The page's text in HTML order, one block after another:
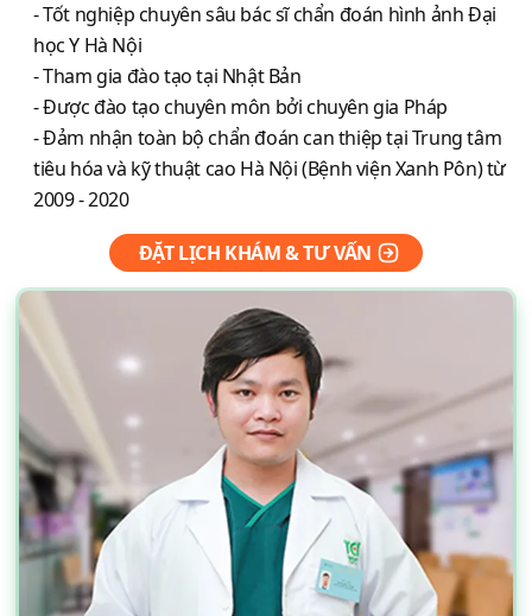
- Tốt nghiệp chuyên sâu bác sĩ chẩn đoán hình ảnh Đại
học Y Hà Nội
- Tham gia đào tạo tại Nhật Bản
- Được đào tạo chuyên môn bởi chuyên gia Pháp
- Đảm nhận toàn bộ chẩn đoán can thiệp tại Trung tâm
tiêu hóa và kỹ thuật cao Hà Nội (Bệnh viện Xanh Pôn) từ
2009 - 2020
ĐẶT LỊCH KHÁM & TƯ VẤN